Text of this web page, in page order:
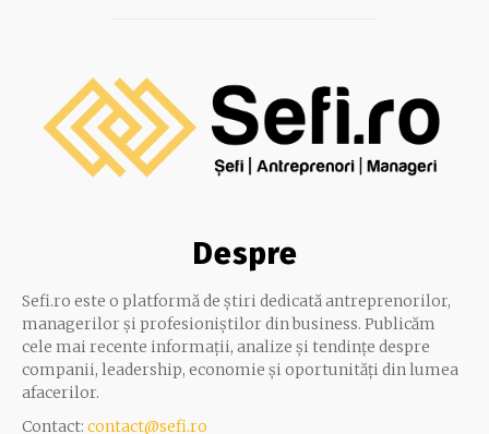
Despre
Sefi.ro este o platformă de știri dedicată antreprenorilor,
managerilor și profesioniștilor din business. Publicăm
cele mai recente informații, analize și tendințe despre
companii, leadership, economie și oportunități din lumea
afacerilor.
Contact: contact@sefi.ro